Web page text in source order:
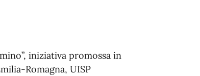
iniziativa promossa in
Romagna, UISP